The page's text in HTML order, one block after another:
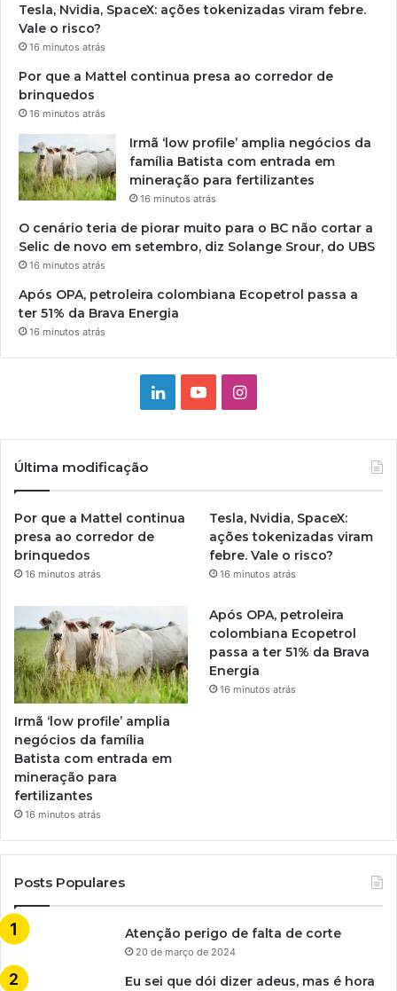
Tesla, Nvidia, SpaceX: ações tokenizadas viram febre.
Vale o risco?
16 minutos atrás
Por que a Mattel continua presa ao corredor de
brinquedos
16 minutos atrás
Irmã ‘low profile’ amplia negócios da
família Batista com entrada em
mineração para fertilizantes
16 minutos atrás
O cenário teria de piorar muito para o BC não cortar a
Selic de novo em setembro, diz Solange Srour, do UBS
16 minutos atrás
Após OPA, petroleira colombiana Ecopetrol passa a
ter 51% da Brava Energia
16 minutos atrás
LinkedinYouTubeInstagram
Última modificação
Por que a Mattel continua
presa ao corredor de
brinquedos
16 minutos atrás
Tesla, Nvidia, SpaceX:
ações tokenizadas viram
febre. Vale o risco?
16 minutos atrás
Irmã ‘low profile’ amplia
negócios da família
Batista com entrada em
mineração para
fertilizantes
16 minutos atrás
Após OPA, petroleira
colombiana Ecopetrol
passa a ter 51% da Brava
Energia
16 minutos atrás
Posts Populares
Atenção perigo de falta de corte
20 de março de 2024
Eu sei que dói dizer adeus, mas é hora